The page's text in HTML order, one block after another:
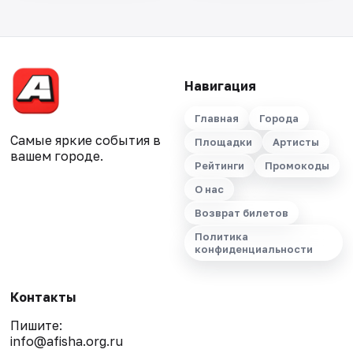
Самые яркие события в
вашем городе.
Навигация
Главная
Города
Площадки
Артисты
Рейтинги
Промокоды
О нас
Возврат билетов
Политика
конфиденциальности
Контакты
Пишите:
info@afisha.org.ru